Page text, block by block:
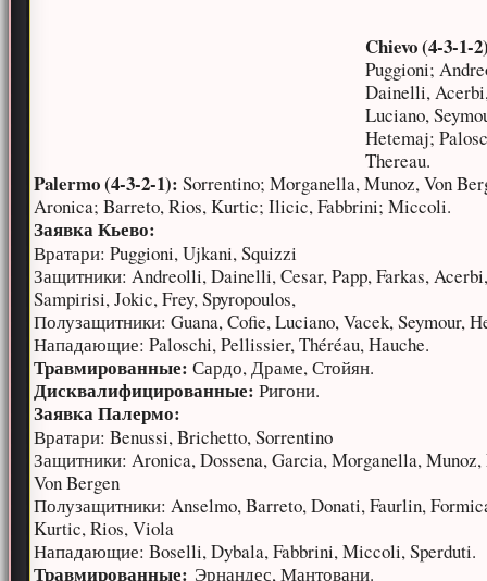
Chievo (4-3-1-
Puggioni;
Dainelli,
Luciano,
Hetemaj;
Thereau.
Palermo (4-3-2-1): Sorrentino; Morganella, Munoz, Von
Aronica; Barreto, Rios, Kurtic; Ilicic, Fabbrini; Miccoli.
Заявка Кьево:
Вратари: Puggioni, Ujkani, Squizzi
Защитники: Andreolli, Dainelli, Cesar, Papp, Farkas,
Sampirisi, Jokic, Frey, Spyropoulos,
Полузащитники: Guana, Cofie, Luciano, Vacek, Seymour,
Нападающие: Paloschi, Pellissier, Théréau, Hauche.
Травмированные:Сардо, Драме, Стойян.
Дисквалифицированные: Ригони.
Заявка Палермо:
Вратари: Benussi, Brichetto, Sorrentino
Защитники: Aronica, Dossena, Garcia, Morganella, Munoz,
Von Bergen
Полузащитники: Anselmo, Barreto, Donati, Faurlin,
Kurtic, Rios, Viola
Нападающие: Boselli, Dybala, Fabbrini, Miccoli, Sperduti.
Травмированные: Эрнандес, Мантовани.